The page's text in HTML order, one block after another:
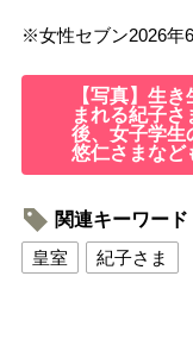
※女性セブン2026年
【写真】生
まれる紀子
後、女子学生
悠仁さまなど
関連キーワード
皇室
紀子さま